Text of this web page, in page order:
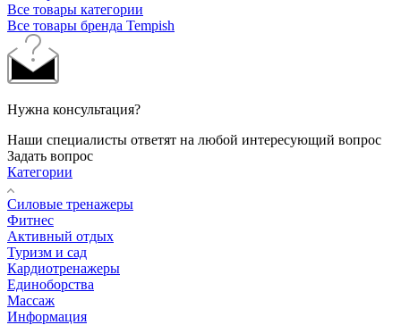
Все товары категории
Все товары бренда Tempish
Нужна консультация?
Наши специалисты ответят на любой интересующий вопрос
Задать вопрос
Категории
Силовые тренажеры
Фитнес
Активный отдых
Туризм и сад
Кардиотренажеры
Единоборства
Массаж
Информация